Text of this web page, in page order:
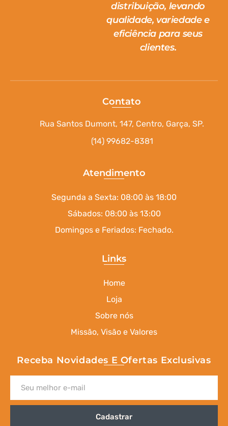
distribuição, levando
qualidade, variedade e
eficiência para seus
clientes.
Contato
Rua Santos Dumont, 147, Centro, Garça, SP.
(14) 99682-8381
Atendimento
Segunda a Sexta: 08:00 às 18:00
Sábados: 08:00 às 13:00
Domingos e Feriados: Fechado.
Links
Home
Loja
Sobre nós
Missão, Visão e Valores
Receba Novidades E Ofertas Exclusivas
Cadastrar